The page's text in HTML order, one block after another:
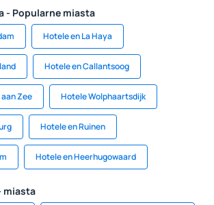
- Popularne miasta
Hotele en La Haya
Hotele en Callantsoog
Zee Hotele Wolphaartsdijk
Hotele en Ruinen
Hotele en Heerhugowaard
miasta